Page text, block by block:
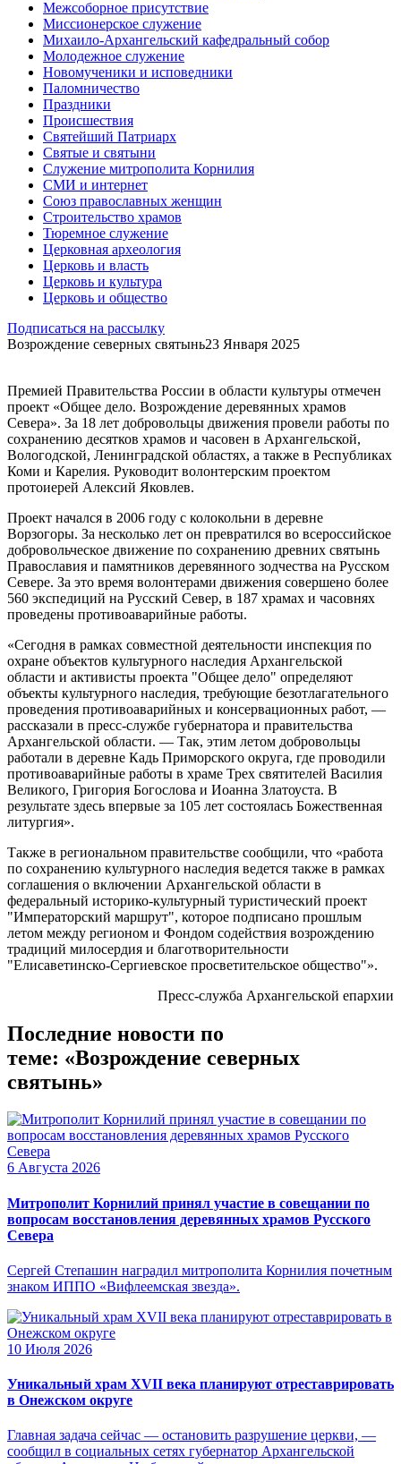
Межсоборное присутствие
Миссионерское служение
Михаило-Архангельский кафедральный собор
Молодежное служение
Новомученики и исповедники
Паломничество
Праздники
Происшествия
Святейший Патриарх
Святые и святыни
Служение митрополита Корнилия
СМИ и интернет
Союз православных женщин
Строительство храмов
Тюремное служение
Церковная археология
Церковь и власть
Церковь и культура
Церковь и общество
Подписаться на рассылку
Возрождение северных святынь23 Января 2025
Премией Правительства России в области культуры отмечен
проект «Общее дело. Возрождение деревянных храмов
Севера». За 18 лет добровольцы движения провели работы по
сохранению десятков храмов и часовен в Архангельской,
Вологодской, Ленинградской областях, а также в Республиках
Коми и Карелия. Руководит волонтерским проектом
протоиерей Алексий Яковлев.
Проект начался в 2006 году с колокольни в деревне
Ворзогоры. За несколько лет он превратился во всероссийское
добровольческое движение по сохранению древних святынь
Православия и памятников деревянного зодчества на Русском
Севере. За это время волонтерами движения совершено более
560 экспедиций на Русский Север, в 187 храмах и часовнях
проведены противоаварийные работы.
«Сегодня в рамках совместной деятельности инспекция по
охране объектов культурного наследия Архангельской
области и активисты проекта "Общее дело" определяют
объекты культурного наследия, требующие безотлагательного
проведения противоаварийных и консервационных работ, —
рассказали в пресс-службе губернатора и правительства
Архангельской области. — Так, этим летом добровольцы
работали в деревне Кадь Приморского округа, где проводили
противоаварийные работы в храме Трех святителей Василия
Великого, Григория Богослова и Иоанна Златоуста. В
результате здесь впервые за 105 лет состоялась Божественная
литургия».
Также в региональном правительстве сообщили, что «работа
по сохранению культурного наследия ведется также в рамках
соглашения о включении Архангельской области в
федеральный историко-культурный туристический проект
"Императорский маршрут", которое подписано прошлым
летом между регионом и Фондом содействия возрождению
традиций милосердия и благотворительности
"Елисаветинско-Сергиевское просветительское общество"».
Пресс-служба Архангельской епархии
Последние новости по
теме: «Возрождение северных
святынь»
6 Августа 2026
Митрополит Корнилий принял участие в совещании по
вопросам восстановления деревянных храмов Русского
Севера
Сергей Степашин наградил митрополита Корнилия почетным
знаком ИППО «Вифлеемская звезда».
10 Июля 2026
Уникальный храм XVII века планируют отреставрировать
в Онежском округе
Главная задача сейчас — остановить разрушение церкви, —
сообщил в социальных сетях губернатор Архангельской